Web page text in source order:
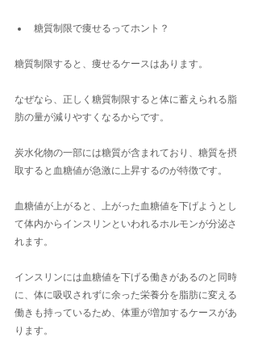
糖質制限で痩せるってホント？
糖質制限すると、痩せるケースはあります。
なぜなら、正しく糖質制限すると体に蓄えられる脂
肪の量が減りやすくなるからです。
炭水化物の一部には糖質が含まれており、糖質を摂
取すると血糖値が急激に上昇するのが特徴です。
血糖値が上がると、上がった血糖値を下げようとし
て体内からインスリンといわれるホルモンが分泌さ
れます。
インスリンには血糖値を下げる働きがあるのと同時
に、体に吸収されずに余った栄養分を脂肪に変える
働きも持っているため、体重が増加するケースがあ
ります。